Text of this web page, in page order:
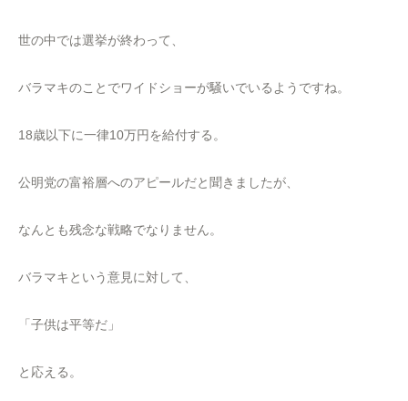
世の中では選挙が終わって、
バラマキのことでワイドショーが騒いでいるようですね。
18歳以下に一律10万円を給付する。
公明党の富裕層へのアピールだと聞きましたが、
なんとも残念な戦略でなりません。
バラマキという意見に対して、
「子供は平等だ」
と応える。